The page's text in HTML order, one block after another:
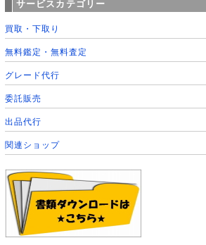
サービスカテゴリー
買取・下取り
無料鑑定・無料査定
グレード代行
委託販売
出品代行
関連ショップ